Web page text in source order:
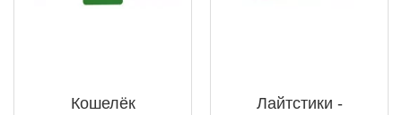
Кошелёк
Лайтстики -